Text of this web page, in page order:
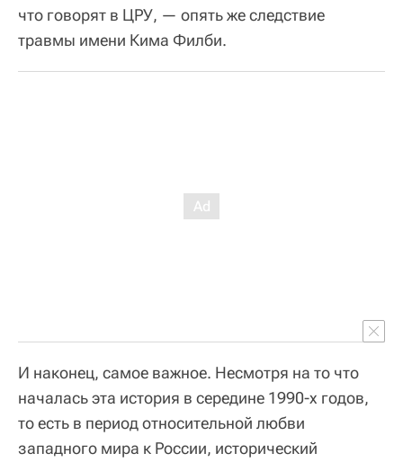
что говорят в ЦРУ, — опять же следствие
травмы имени Кима Филби.
И наконец, самое важное. Несмотря на то что
началась эта история в середине 1990-х годов,
то есть в период относительной любви
западного мира к России, исторический